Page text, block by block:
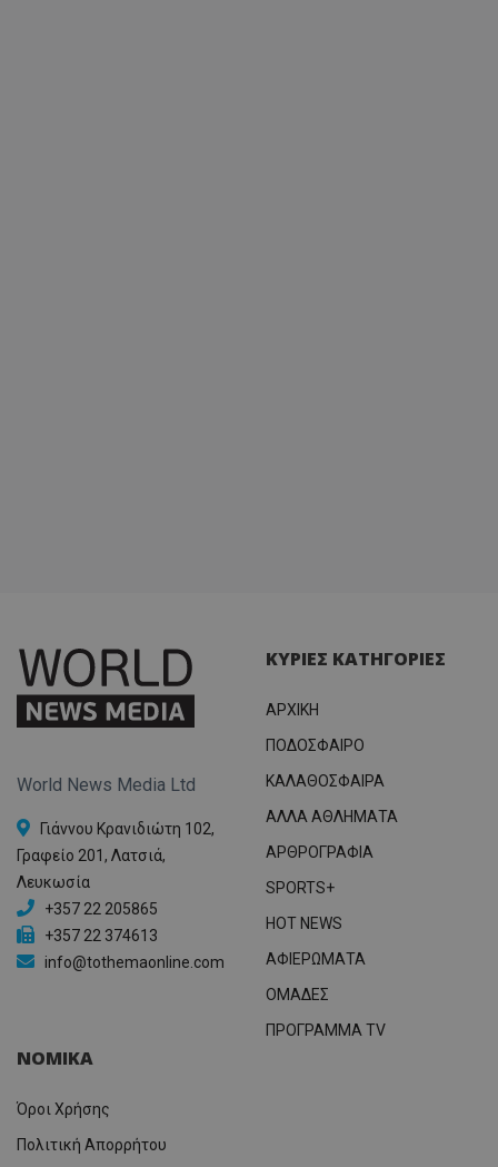
World News Media Ltd
Γιάννου Κρανιδιώτη 102,
Γραφείο 201, Λατσιά,
Λευκωσία
+357 22 205865
+357 22 374613
info@tothemaonline.com
ΚΥΡΙΕΣ ΚΑΤΗΓΟΡΙΕΣ
ΑΡΧΙΚΗ
ΠΟΔΟΣΦΑΙΡΟ
ΚΑΛΑΘΟΣΦΑΙΡΑ
ΑΛΛΑ ΑΘΛΗΜΑΤΑ
ΑΡΘΡΟΓΡΑΦΙΑ
SPORTS+
HOT NEWS
ΑΦΙΕΡΩΜΑΤΑ
ΟΜΑΔΕΣ
ΠΡΟΓΡΑΜΜΑ TV
ΝΟΜΙΚΑ
Όροι Χρήσης
Πολιτική Απορρήτου